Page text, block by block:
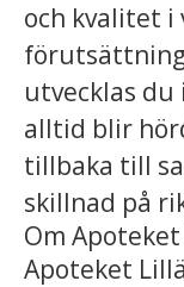
och kvalitet i
utvecklas
alltid blir
tillbaka till
skillnad på
Om
Apoteket